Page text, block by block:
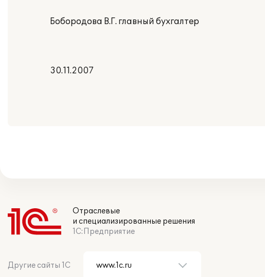
Бобородова В.Г. главный бухгалтер
30.11.2007
Отраслевые
и специализированные решения
1С:Предприятие
Другие сайты 1С